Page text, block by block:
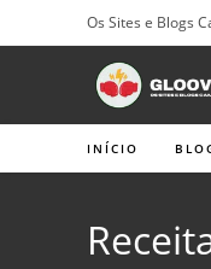
para
Os Sites e Blogs
INÍCIO